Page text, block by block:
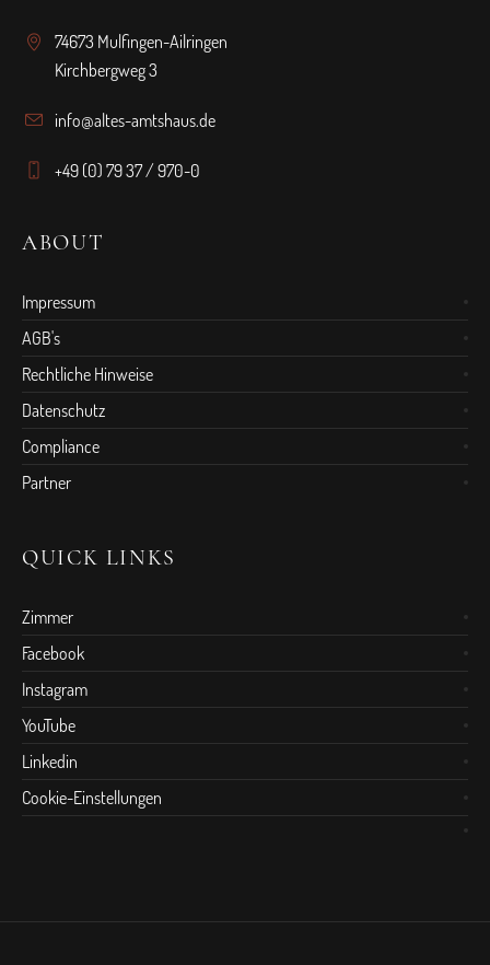
74673 Mulfingen-Ailringen
Kirchbergweg 3
info@altes-amtshaus.de
+49 (0) 79 37 / 970-0
ABOUT
Impressum
AGB's
Rechtliche Hinweise
Datenschutz
Compliance
Partner
QUICK LINKS
Zimmer
Facebook
Instagram
YouTube
Linkedin
Cookie-Einstellungen